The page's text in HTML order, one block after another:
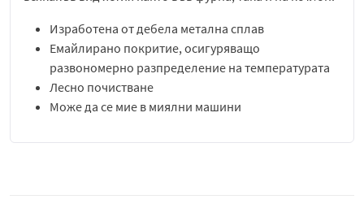
Изработена от дебела метална сплав
Емайлирано покритие, осигуряващо
развономерно разпределение на температурата
Лесно почистване
Може да се мие в миялни машини